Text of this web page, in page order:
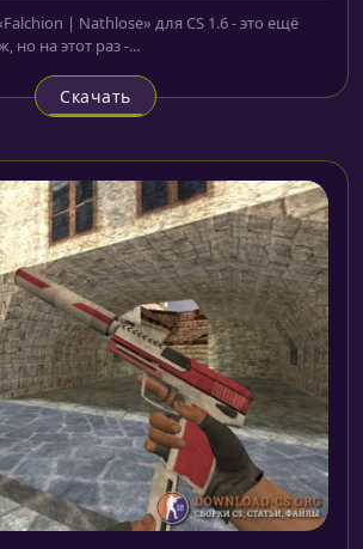
| Nathlose» для CS 1.6 - это ещё
но на этот раз -...
Скачать